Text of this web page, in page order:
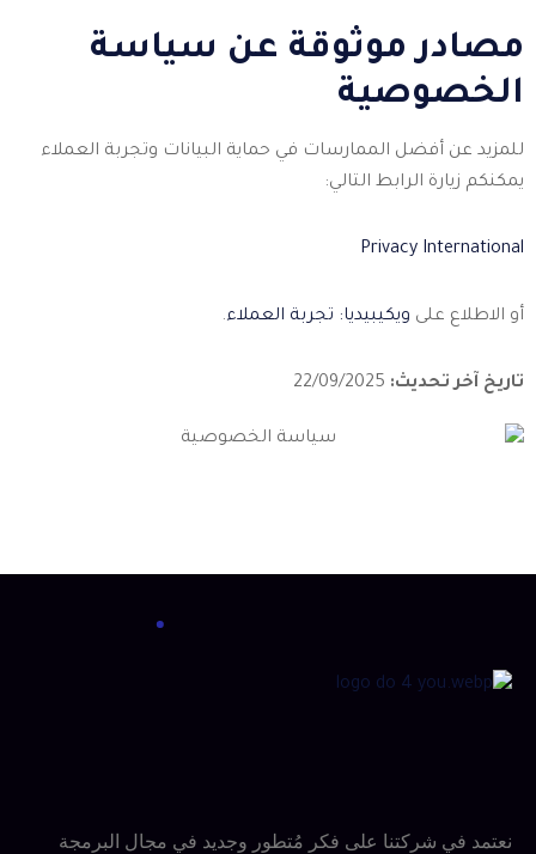
مصادر موثوقة عن سياسة
الخصوصية
للمزيد عن أفضل الممارسات في حماية البيانات وتجربة العملاء
يمكنكم زيارة الرابط التالي:
Privacy International
أو الاطلاع على ويكيبيديا: تجربة العملاء.
تاريخ آخر تحديث:
نعتمد في شركتنا على فكر مُتطور وجديد في مجال البرمجة